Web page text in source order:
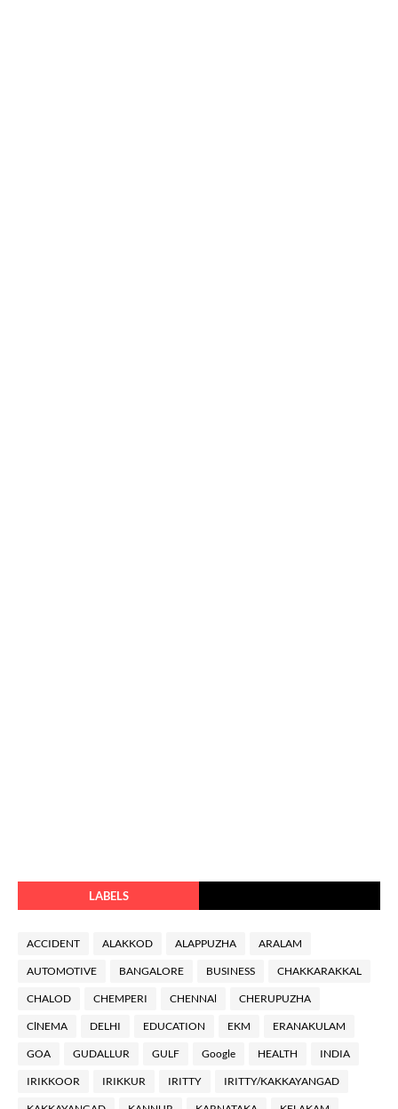
LABELS
ACCIDENT ALAKKOD ALAPPUZHA ARALAM
AUTOMOTIVE BANGALORE BUSINESS CHAKKARAKKAL
CHALOD CHEMPERI CHENNAl CHERUPUZHA
ClNEMA DELHI EDUCATION EKM ERANAKULAM
GOA GUDALLUR GULF Google HEALTH INDIA
IRIKKOOR IRIKKUR IRITTY IRITTY/KAKKAYANGAD